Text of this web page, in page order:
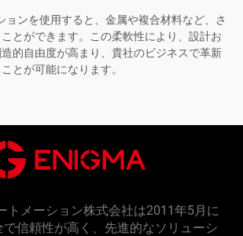
ョンを使用すると、金属や複合材料など、さ
とができます。この柔軟性により、設計お
的自由度が高まり、貴社のビジネスで革新
とが可能になります。
トメーション株式会社は2011年5月に
信頼性が高く、先進的なソリューシ